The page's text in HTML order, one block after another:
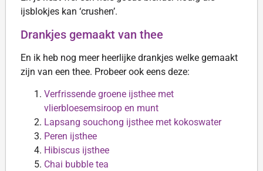
ijsblokjes kan ‘crushen’.
Drankjes gemaakt van thee
En ik heb nog meer heerlijke drankjes welke gemaakt
zijn van een thee. Probeer ook eens deze:
Verfrissende groene ijsthee met
vlierbloesemsiroop en munt
Lapsang souchong ijsthee met kokoswater
Peren ijsthee
Hibiscus ijsthee
Chai bubble tea